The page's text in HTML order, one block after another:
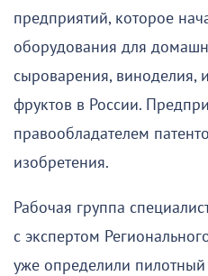
предприятий, которое
оборудования для
сыроварения, виноделия,
фруктов в России.
правообладателем
изобретения.
Рабочая группа
с экспертом
уже определили